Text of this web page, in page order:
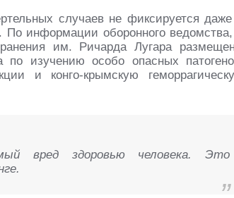
случаев не фиксируется
информации оборонного
им. Ричарда Лугара
по изучению особо опасных
и конго-крымскую
вред здоровью человека. Это